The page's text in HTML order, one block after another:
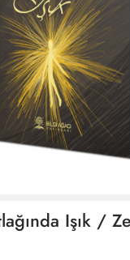
Işık /